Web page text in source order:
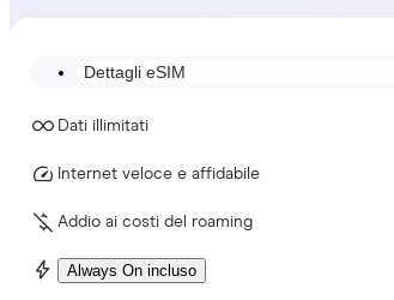
Dettagli eSIM
Dati illimitati
Internet veloce e affidabile
Addio ai costi del roaming
Always On incluso